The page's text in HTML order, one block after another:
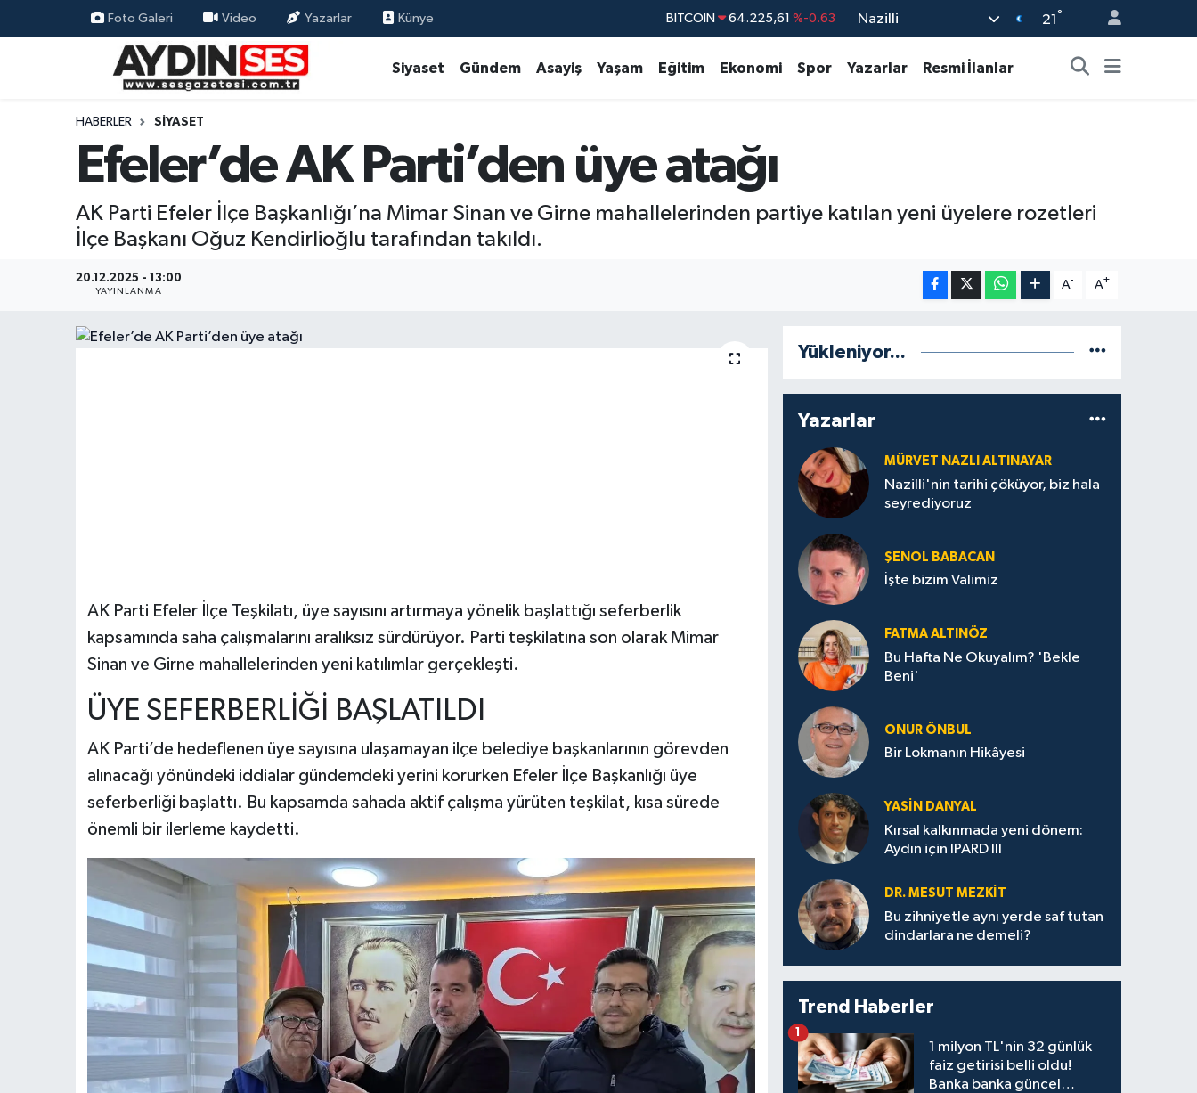
Foto Galeri Video Yazarlar Künye BITCOIN 64.225,61 %-0.63
GRAM ALTIN 6510.40
BİST100 13.799
Nazilli 21 °
Siyaset Gündem Asayiş Yaşam Eğitim Ekonomi Spor Yazarlar Resmi İlanlar
HABERLER SIYASET
Efeler’de AK Parti’den üye atağı
AK Parti Efeler İlçe Başkanlığı’na Mimar Sinan ve Girne mahallelerinden partiye katılan yeni üyelere rozetleri
İlçe Başkanı Oğuz Kendirlioğlu tarafından takıldı.
20.12.2025 - 13:00
YAYINLANMA
A- A+
AK Parti Efeler İlçe Teşkilatı, üye sayısını artırmaya yönelik başlattığı seferberlik
kapsamında saha çalışmalarını aralıksız sürdürüyor. Parti teşkilatına son olarak Mimar
Sinan ve Girne mahallelerinden yeni katılımlar gerçekleşti.
ÜYE SEFERBERLİĞİ BAŞLATILDI
AK Parti’de hedeflenen üye sayısına ulaşamayan ilçe belediye başkanlarının görevden
alınacağı yönündeki iddialar gündemdeki yerini korurken Efeler İlçe Başkanlığı üye
seferberliği başlattı. Bu kapsamda sahada aktif çalışma yürüten teşkilat, kısa sürede
önemli bir ilerleme kaydetti.
Yükleniyor...
Yazarlar
MÜRVET NAZLI ALTINAYAR
Nazilli'nin tarihi çöküyor, biz hala
seyrediyoruz
ŞENOL BABACAN
İşte bizim Valimiz
FATMA ALTINÖZ
Bu Hafta Ne Okuyalım? 'Bekle
Beni'
ONUR ÖNBUL
Bir Lokmanın Hikâyesi
YASIN DANYAL
Kırsal kalkınmada yeni dönem:
Aydın için IPARD III
DR. MESUT MEZKIT
Bu zihniyetle aynı yerde saf tutan
dindarlara ne demeli?
Trend Haberler
1 milyon TL'nin 32 günlük
faiz getirisi belli oldu!
Banka banka güncel
1
Siyaset
Ekonomi
Yaşam
Eğitim
Kültür Sanat
Aydın Nöbetçi Eczaneler
Aydın Hava Durumu
Aydin Namaz Vakitleri
Aydın Trafik Yoğunluk Haritası
Süper Lig Puan Durumu ve Fikstür
Tüm Manşetler
Son Dakika Haberleri